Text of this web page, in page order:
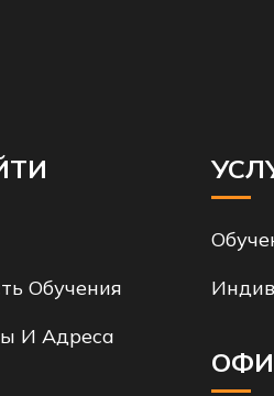
Обучения
И Адреса